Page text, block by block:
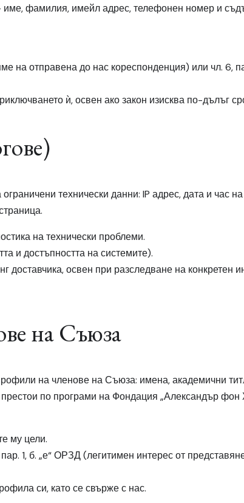
име, фамилия, имейл адрес, телефонен номер и
на отправена до нас кореспонденция) или чл. 6,
ѝ, освен ако закон изисква по-дълъг
технически данни: IP адрес, дата и час на
на технически проблеми.
и достъпността на системите).
доставчика, освен при разследване на конкретен
на Съюза
на членове на Съюза: имена, академични
по програми на Фондация „Александър фон
му цели.
1, б. „е“ ОРЗД (легитимен интерес от
си, като се свърже с нас.